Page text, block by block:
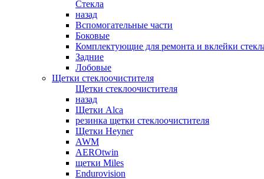
Стекла
назад
Вспомогательные части
Боковые
Комплектующие для ремонта и вклейки
Задние
Лобовые
Щетки стеклоочистителя
Щетки стеклоочистителя
назад
Щетки Alca
резинка щетки стеклоочистителя
Щетки Heyner
AWM
AEROtwin
щетки Miles
Endurovision